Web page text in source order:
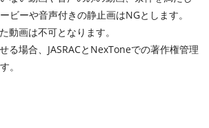
ビーや音声付きの静止画はNGとします。
動画は不可となります。
る場合、JASRACとNexToneでの著作権管理
。